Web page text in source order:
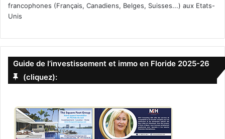
francophones (Français, Canadiens, Belges, Suisses...) aux Etats-
Unis
Guide de l’investissement et immo en Floride 2025-26
(cliquez):